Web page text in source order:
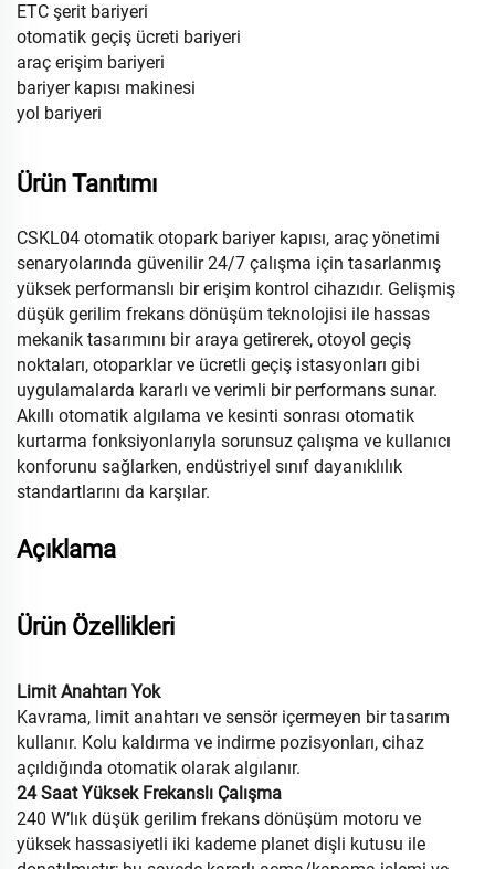
ETC şerit bariyeri
otomatik geçiş ücreti bariyeri
araç erişim bariyeri
bariyer kapısı makinesi
yol bariyeri
Ürün Tanıtımı
CSKL04 otomatik otopark bariyer kapısı, araç yönetimi
senaryolarında güvenilir 24/7 çalışma için tasarlanmış
yüksek performanslı bir erişim kontrol cihazıdır. Gelişmiş
düşük gerilim frekans dönüşüm teknolojisi ile hassas
mekanik tasarımını bir araya getirerek, otoyol geçiş
noktaları, otoparklar ve ücretli geçiş istasyonları gibi
uygulamalarda kararlı ve verimli bir performans sunar.
Akıllı otomatik algılama ve kesinti sonrası otomatik
kurtarma fonksiyonlarıyla sorunsuz çalışma ve kullanıcı
konforunu sağlarken, endüstriyel sınıf dayanıklılık
standartlarını da karşılar.
Açıklama
Ürün Özellikleri
Limit Anahtarı Yok
Kavrama, limit anahtarı ve sensör içermeyen bir tasarım
kullanır. Kolu kaldırma ve indirme pozisyonları, cihaz
açıldığında otomatik olarak algılanır.
24 Saat Yüksek Frekanslı Çalışma
240 W’lık düşük gerilim frekans dönüşüm motoru ve
yüksek hassasiyetli iki kademe planet dişli kutusu ile